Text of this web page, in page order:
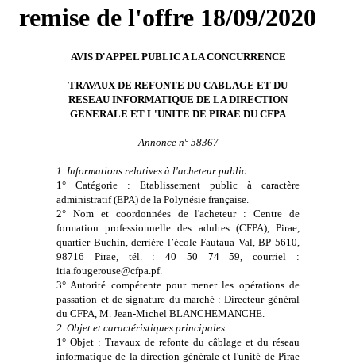
remise de l'offre 18/09/2020
AVIS D'APPEL PUBLIC A LA CONCURRENCE
TRAVAUX DE REFONTE DU CABLAGE ET DU
RESEAU INFORMATIQUE DE LA DIRECTION
GENERALE ET L'UNITE DE PIRAE DU CFPA
Annonce n° 58367
1. Informations relatives à l'acheteur public
1° Catégorie : Etablissement public à caractère
administratif (EPA) de la Polynésie française.
2° Nom et coordonnées de l'acheteur : Centre de
formation professionnelle des adultes (CFPA), Pirae,
quartier Buchin, derrière l’école Fautaua Val, BP 5610,
98716 Pirae, tél. : 40 50 74 59, courriel :
itia.fougerouse@cfpa.pf.
3° Autorité compétente pour mener les opérations de
passation et de signature du marché : Directeur général
du CFPA, M. Jean-Michel BLANCHEMANCHE.
2. Objet et caractéristiques principales
1° Objet : Travaux de refonte du câblage et du réseau
informatique de la direction générale et l'unité de Pirae